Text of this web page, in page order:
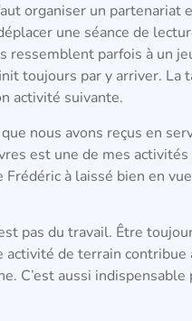
organiser un
une séance de
ressemblent parfois à un
toujours par y arriver. La
activité suivante.
nous avons reçus en
est une de mes
à laissé bien en
pas du travail. Être
de terrain contribue
C’est aussi